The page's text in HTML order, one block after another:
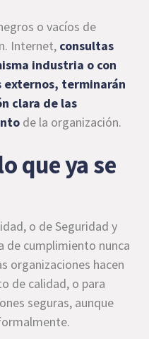
o vacíos de
Internet, consultas
industria o con
externos, terminarán
clara de las
de la organización.
que ya se
o de Seguridad y
de cumplimiento nunca
organizaciones hacen
de calidad, o para
seguras, aunque